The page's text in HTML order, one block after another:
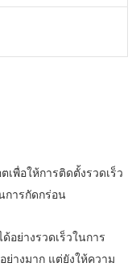
พื่อให้การติดตั้งรวดเร็ว
การกัดกร่อน
อย่างรวดเร็วในการ
ย่างมาก แต่ยังให้ความ